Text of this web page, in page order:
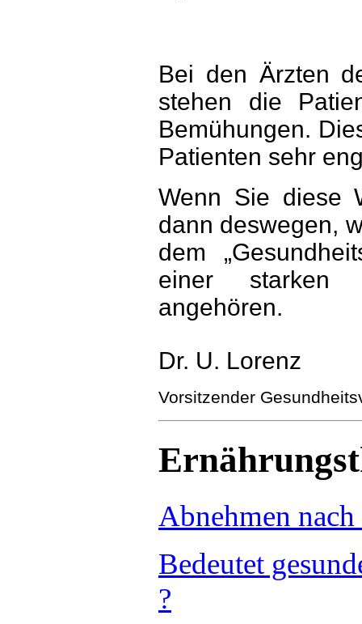
Bei den Ärzten
stehen die
Bemühungen.
Patienten sehr
Wenn Sie diese
dann deswegen,
dem
einer starken
angehören.
Dr. U. Lorenz
Vorsitzender
Abnehmen
Bedeutet
?